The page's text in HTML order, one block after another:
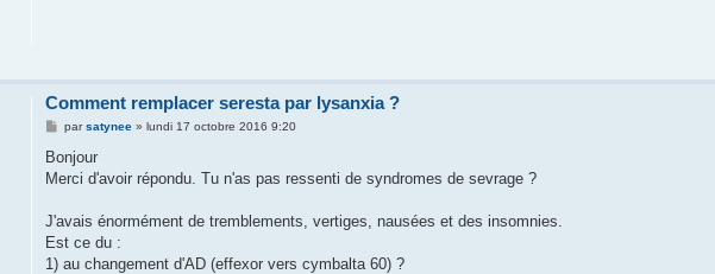
Comment remplacer seresta par lysanxia ?
M
s
a
parsatynee» lundi 17 octobre 2016 9:20
Bonjour
Merci d'avoir répondu. Tu n'as pas ressenti de syndromes de sevrage ?
J'avais énormément de tremblements, vertiges, nausées et des insomnies.
Est ce du :
1) au changement d'AD (effexor vers cymbalta 60) ?